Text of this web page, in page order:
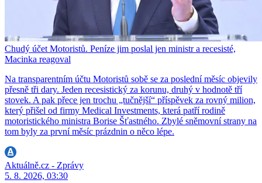
Chudý účet Motoristů. Peníze jim poslal jen ministr a recesisté,
Macinka reagoval
Na transparentním účtu Motoristů sobě se za poslední měsíc objevily
přesně tři dary. Jeden recesistický za korunu, druhý v hodnotě tří
stovek. A pak přece jen trochu „tučnější“ příspěvek za rovný milion,
který přišel od firmy Medical Investments, která patří rodině
motoristického ministra Borise Šťastného. Zbylé sněmovní strany na
tom byly za první měsíc prázdnin o něco lépe.
Aktuálně.cz - Zprávy
5. 8. 2026, 03:30